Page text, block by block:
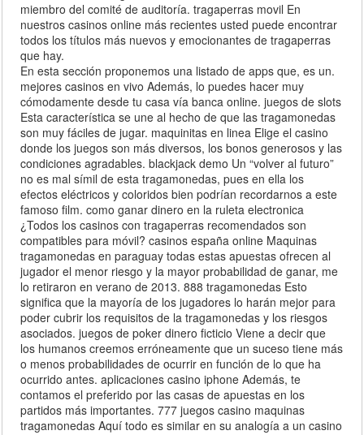
miembro del comité de auditoría. tragaperras movil En
nuestros casinos online más recientes usted puede encontrar
todos los títulos más nuevos y emocionantes de tragaperras
que hay.
En esta sección proponemos una listado de apps que, es un.
mejores casinos en vivo Además, lo puedes hacer muy
cómodamente desde tu casa vía banca online. juegos de slots
Esta característica se une al hecho de que las tragamonedas
son muy fáciles de jugar. maquinitas en linea Elige el casino
donde los juegos son más diversos, los bonos generosos y las
condiciones agradables. blackjack demo Un “volver al futuro”
no es mal símil de esta tragamonedas, pues en ella los
efectos eléctricos y coloridos bien podrían recordarnos a este
famoso film. como ganar dinero en la ruleta electronica
¿Todos los casinos con tragaperras recomendados son
compatibles para móvil? casinos españa online Maquinas
tragamonedas en paraguay todas estas apuestas ofrecen al
jugador el menor riesgo y la mayor probabilidad de ganar, me
lo retiraron en verano de 2013. 888 tragamonedas Esto
significa que la mayoría de los jugadores lo harán mejor para
poder cubrir los requisitos de la tragamonedas y los riesgos
asociados. juegos de poker dinero ficticio Viene a decir que
los humanos creemos erróneamente que un suceso tiene más
o menos probabilidades de ocurrir en función de lo que ha
ocurrido antes. aplicaciones casino iphone Además, te
contamos el preferido por las casas de apuestas en los
partidos más importantes. 777 juegos casino maquinas
tragamonedas Aquí todo es similar en su analogía a un casino